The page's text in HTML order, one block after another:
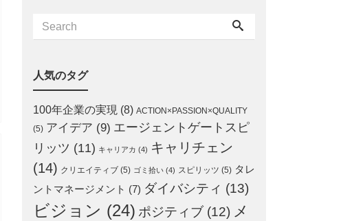
人気のタグ
100年企業の実現 (8) ACTION×PASSION×QUALITY
(5) アイデア (9) エージェントゲートスピ
リッツ (11) キャリアカ (4) キャリチェン
(14) クリエイティブ(5) ゴミ拾い(4) スピリッツ (5) タレ
ントマネージメント (7) ダイバシティ (13)
ビジョン (24) ポジティブ(12) メ